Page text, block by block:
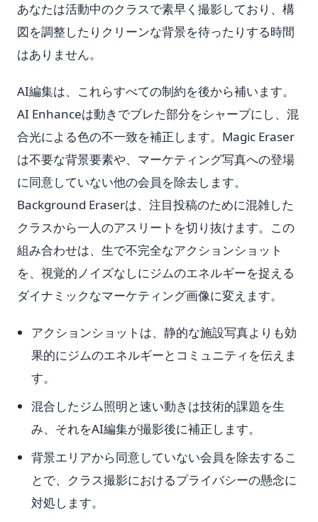
あなたは活動中のクラスで素早く撮影しており、構
図を調整したりクリーンな背景を待ったりする時間
はありません。
AI編集は、これらすべての制約を後から補います。
AI Enhanceは動きでブレた部分をシャープにし、混
合光による色の不一致を補正します。Magic Eraser
は不要な背景要素や、マーケティング写真への登場
に同意していない他の会員を除去します。
Background Eraserは、注目投稿のために混雑した
クラスから一人のアスリートを切り抜けます。この
組み合わせは、生で不完全なアクションショット
を、視覚的ノイズなしにジムのエネルギーを捉える
ダイナミックなマーケティング画像に変えます。
アクションショットは、静的な施設写真よりも効
果的にジムのエネルギーとコミュニティを伝えま
す。
混合したジム照明と速い動きは技術的課題を生
み、それをAI編集が撮影後に補正します。
背景エリアから同意していない会員を除去するこ
とで、クラス撮影におけるプライバシーの懸念に
対処します。